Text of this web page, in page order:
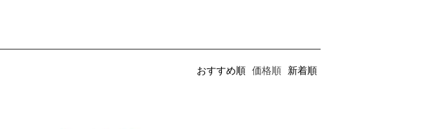
おすすめ順 価格順 新着順